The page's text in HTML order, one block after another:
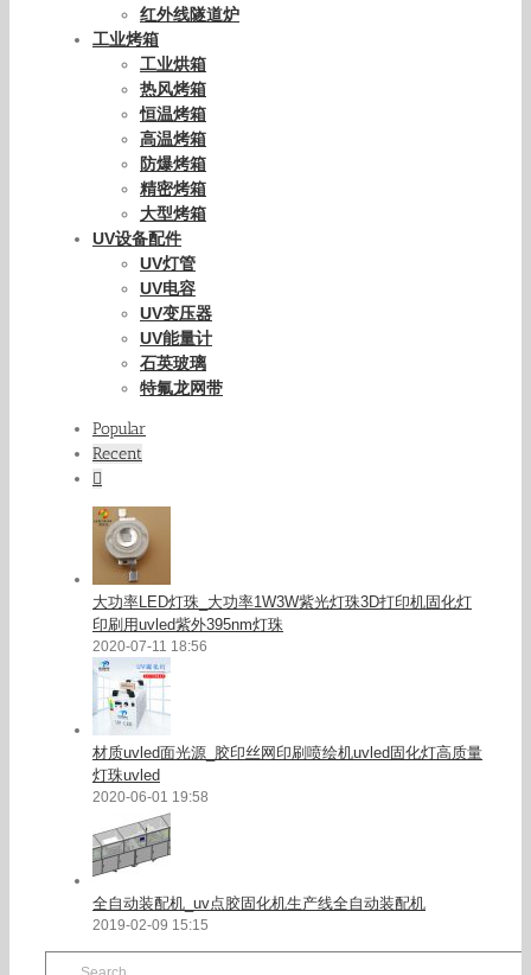
红外线隧道炉
工业烤箱
工业烘箱
热风烤箱
恒温烤箱
高温烤箱
防爆烤箱
精密烤箱
大型烤箱
UV设备配件
UV灯管
UV电容
UV变压器
UV能量计
石英玻璃
特氟龙网带
Popular
Recent
大功率LED灯珠_大功率1W3W紫光灯珠3D打印机固化灯
印刷用uvled紫外395nm灯珠
2020-07-11 18:56
材质uvled面光源_胶印丝网印刷喷绘机uvled固化灯高质量
灯珠uvled
2020-06-01 19:58
全自动装配机_uv点胶固化机生产线全自动装配机
2019-02-09 15:15